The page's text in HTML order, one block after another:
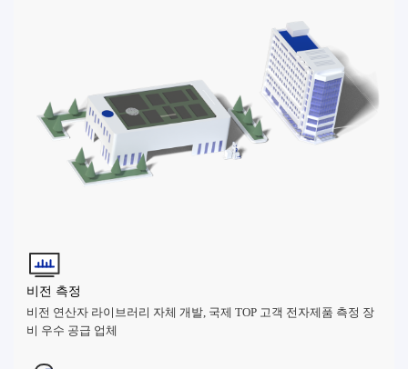
비전 측정
비전 연산자 라이브러리 자체 개발, 국제 TOP 고객 전자제품 측정 장
비 우수 공급 업체